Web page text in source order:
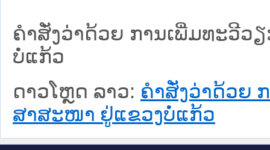
ຄຳສັ່ງວ່າດ້ວຍ ການເພີ່ມທະວີວ
ບໍ່ແກ້ວ
ດາວໂຫຼດ ລາວ: ຄຳສັ່ງວ່າດ້ວຍ
ສາສະໜາ ຢູ່ແຂວງບໍ່ແກ້ວ